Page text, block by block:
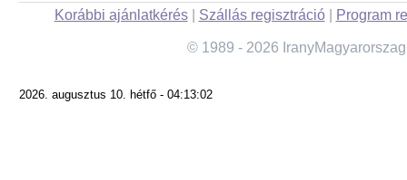
Korábbi ajánlatkérés| Szállás regisztráció| Program
© 1989 - 2026
2026. augusztus 10. hétfő - 04:13:02